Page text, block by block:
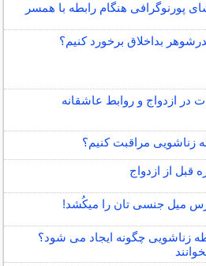
پورنوگرافی هنگام رابطه با همسر
بداخلاق برخورد کنیم؟
در ازدواج و روابط عاشقانه
زناشویی مراقبت کنیم؟
قبل از ازدواج
میل جنسی تان را میکُشد!
زناشویی چگونه ایجاد می شود؟